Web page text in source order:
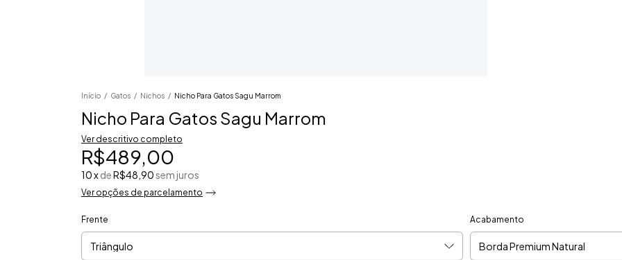
Início / Gatos / Nichos / Nicho Para Gatos Sagu Marrom
Nicho Para Gatos Sagu Marrom
Ver descritivo completo
R$489,00
10xdeR$48,90sem juros
Ver opções de parcelamento
Frente Acabamento